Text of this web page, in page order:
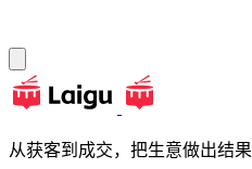
从获客到成交，把生意做出结果